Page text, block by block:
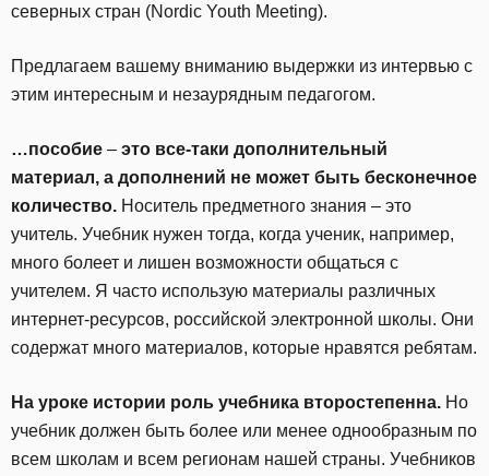
северных стран (Nordic Youth Meeting).
Предлагаем вашему вниманию выдержки из интервью с
этим интересным и незаурядным педагогом.
…пособие – это все-таки дополнительный
материал, а дополнений не может быть бесконечное
количество. Носитель предметного знания – это
учитель. Учебник нужен тогда, когда ученик, например,
много болеет и лишен возможности общаться с
учителем. Я часто использую материалы различных
интернет-ресурсов, российской электронной школы. Они
содержат много материалов, которые нравятся ребятам.
На уроке истории роль учебника второстепенна. Но
учебник должен быть более или менее однообразным по
всем школам и всем регионам нашей страны. Учебников